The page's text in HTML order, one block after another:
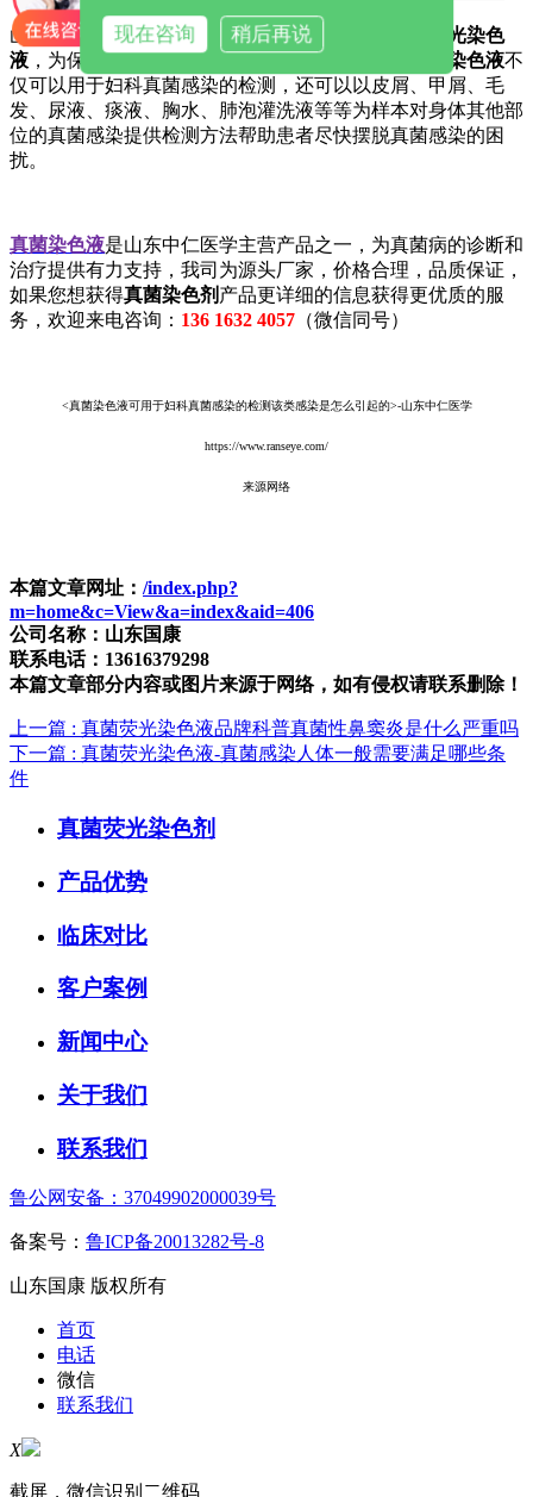
山东中仁在妇科方面生产销售白带分析仪以及
真菌荧光染色
液 ，为保护女性的健康提供全面的保障。另外， 真菌染色液不
仅可以用于妇科真菌感染的检测，还可以以皮屑、甲屑、毛
发、尿液、痰液、胸水、肺泡灌洗液等等为样本对身体其他部
位的真菌感染提供检测方法帮助患者尽快摆脱真菌感染的困
扰。
真菌染色液是山东中仁医学主营产品之一，为真菌病的诊断和
治疗提供有力支持，我司为源头厂家，价格合理，品质保证，
如果您想获得真菌染色剂 产品更详细的信息获得更优质的服
务，欢迎来电咨询： 136 1632 4057 （微信同号）
<真菌染色液可用于妇科真菌感染的检测该类感染是怎么引起的>-山东中仁医学
https://www.ranseye.com/
来源网络
本篇文章网址： /index.php?
m=home&c=View&a=index&aid=406
公司名称：山东国康
联系电话：13616379298
本篇文章部分内容或图片来源于网络，如有侵权请联系删除！
上一篇 : 真菌荧光染色液品牌科普真菌性鼻窦炎是什么严重吗
下一篇 : 真菌荧光染色液-真菌感染人体一般需要满足哪些条
件
真菌荧光染色剂
产品优势
临床对比
客户案例
新闻中心
关于我们
联系我们
鲁公网安备：37049902000039号
备案号： 鲁ICP备20013282号-8
山东国康 版权所有
首页
电话
微信
联系我们
X
截屏，微信识别二维码
现在咨询 稍后再说